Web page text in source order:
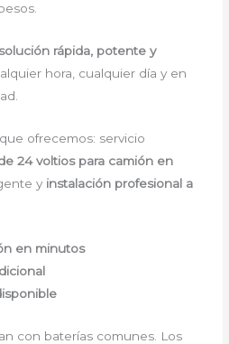
rápida, potente y
hora, cualquier día y en
ofrecemos: servicio
24 voltios para camión en
y instalación profesional a
en minutos
con baterías comunes. Los